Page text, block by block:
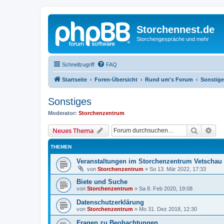
Storchennest.de
Storchengespräche und mehr
Schnellzugriff FAQ
Startseite Foren-Übersicht Rund um's Forum
Sonstiges
Moderator: Storchenzentrum
Neues Thema Suche
THEMEN
Veranstaltungen im Storchenzentrum Vetschau
von Storchenzentrum » So 13. Mär 2022, 17:33
Biete und Suche
von Storchenzentrum » Sa 8. Feb 2020, 19:08
Datenschutzerklärung
von Storchenzentrum » Mo 31. Dez 2018, 12:30